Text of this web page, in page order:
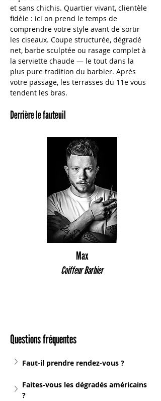
et sans chichis. Quartier vivant, clientèle
fidèle : ici on prend le temps de
comprendre votre style avant de sortir
les ciseaux. Coupe structurée, dégradé
net, barbe sculptée ou rasage complet à
la serviette chaude — le tout dans la
plus pure tradition du barbier. Après
votre passage, les terrasses du 11e vous
tendent les bras.
Derrière le fauteuil
Max
Coiffeur Barbier
Questions fréquentes
Faut-il prendre rendez-vous ?
Faites-vous les dégradés américains
?